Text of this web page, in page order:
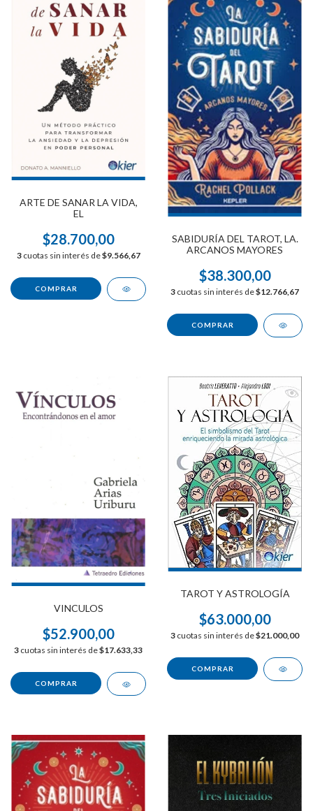
ARTE DE SANAR LA VIDA,
EL
$28.700,00
3 cuotas sin interés de$9.566,67
SABIDURÍA DEL TAROT, LA.
ARCANOS MAYORES
$38.300,00
3 cuotas sin interés de$12.766,67
VINCULOS
$52.900,00
3 cuotas sin interés de$17.633,33
TAROT Y ASTROLOGÍA
$63.000,00
3 cuotas sin interés de$21.000,00